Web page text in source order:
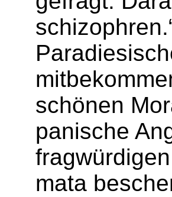
schönen
panische
mata